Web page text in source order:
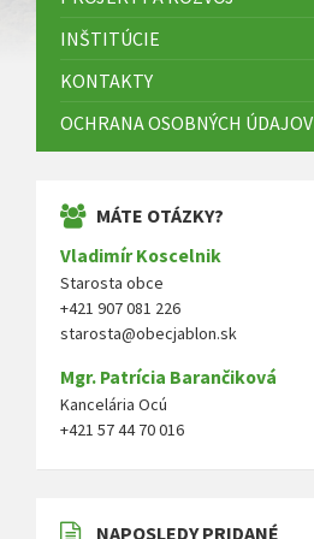
INŠTITÚCIE
KONTAKTY
OCHRANA OSOBNÝCH ÚDAJOV
MÁTE OTÁZKY?
Vladimír Koscelnik
Starosta obce
+421 907 081 226
starosta@obecjablon.sk
Mgr. Patrícia Barančiková
Kancelária Ocú
+421 57 44 70 016
NAPOSLEDY PRIDANÉ